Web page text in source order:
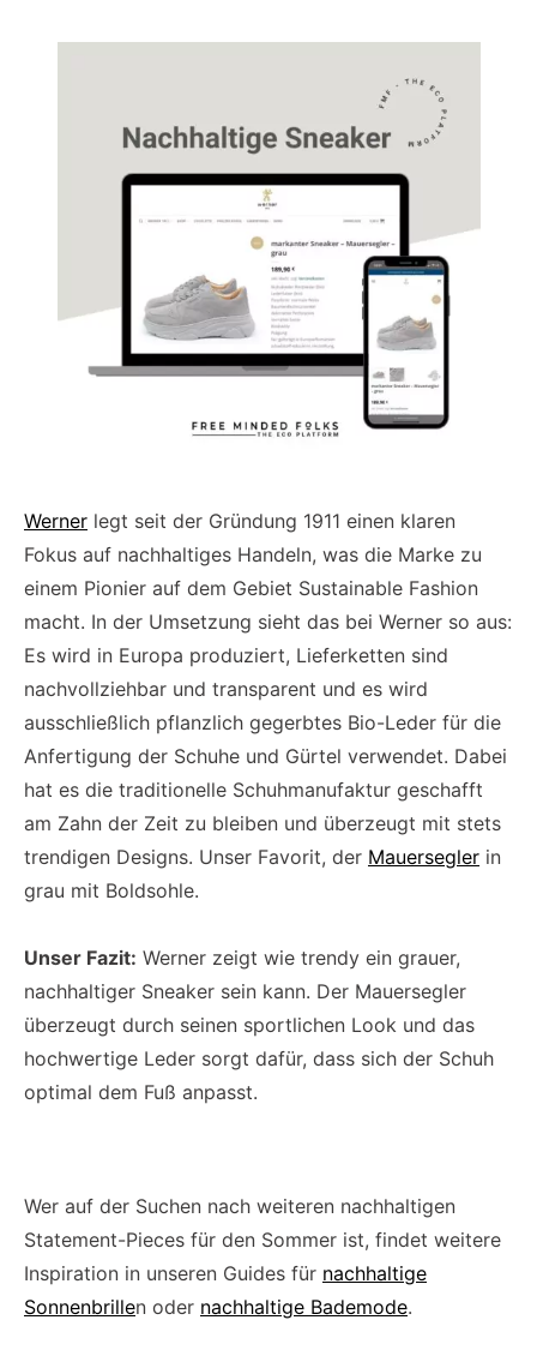
Werner legt seit der Gründung 1911 einen klaren
Fokus auf nachhaltiges Handeln, was die Marke zu
einem Pionier auf dem Gebiet Sustainable Fashion
macht. In der Umsetzung sieht das bei Werner so aus:
Es wird in Europa produziert, Lieferketten sind
nachvollziehbar und transparent und es wird
ausschließlich pflanzlich gegerbtes Bio-Leder für die
Anfertigung der Schuhe und Gürtel verwendet. Dabei
hat es die traditionelle Schuhmanufaktur geschafft
am Zahn der Zeit zu bleiben und überzeugt mit stets
trendigen Designs. Unser Favorit, der Mauersegler in
grau mit Boldsohle.
Unser Fazit: Werner zeigt wie trendy ein grauer,
nachhaltiger Sneaker sein kann. Der Mauersegler
überzeugt durch seinen sportlichen Look und das
hochwertige Leder sorgt dafür, dass sich der Schuh
optimal dem Fuß anpasst.
Wer auf der Suchen nach weiteren nachhaltigen
Statement-Pieces für den Sommer ist, findet weitere
Inspiration in unseren Guides für nachhaltige
Sonnenbrillen oder nachhaltige Bademode.